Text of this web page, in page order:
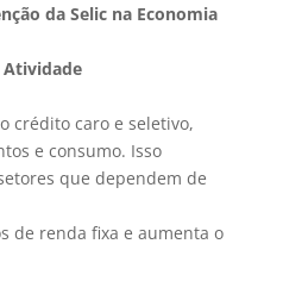
da Selic na Economia
crédito caro e seletivo,
e consumo. Isso
que dependem de
de renda fixa e aumenta o